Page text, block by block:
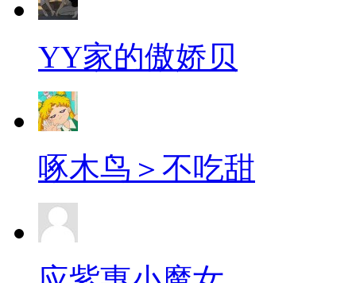
YY家的傲娇贝
啄木鸟＞不吃甜